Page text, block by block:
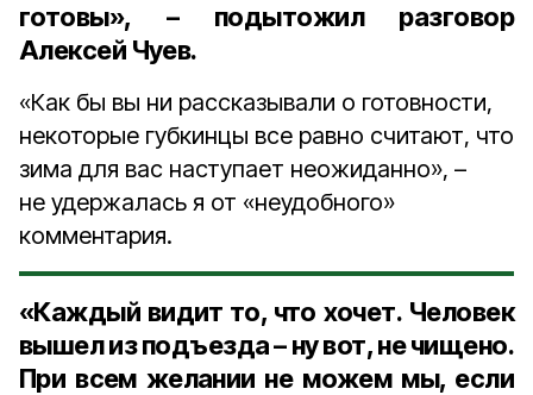
готовы», – подытожил разговор
Алексей Чуев.
«Как бы вы ни рассказывали о готовности,
некоторые губкинцы все равно считают, что
зима для вас наступает неожиданно», –
не удержалась я от «неудобного»
комментария.
«Каждый видит то, что хочет. Человек
вышел из подъезда – ну вот, не чищено.
При всем желании не можем мы, если